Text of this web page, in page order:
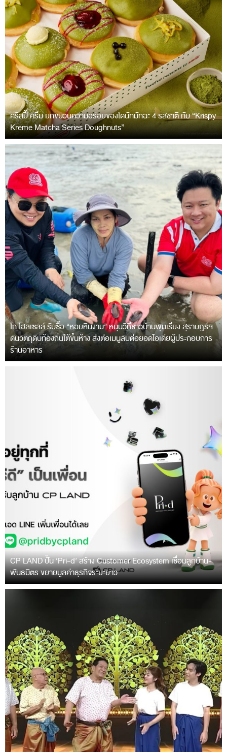
คริสปี้ ครีม ยกขบวนความอร่อยของโดนัทมัทฉะ 4 รสชาติ กับ “Krispy
Kreme Matcha Series Doughnuts”
โก โฮลเซลล์ รับซื้อ “หอยหินงาม” หนุนวิถีชาวบ้านพุมเรียง สุราษฎร์ฯ
ดันวัตถุดิบท้องถิ่นใต้ขึ้นห้าง ส่งต่อเมนูลับต่อยอดไอเดียผู้ประกอบการ
ร้านอาหาร
CP LAND ปั้น ‘Pri-d’ สร้าง Customer Ecosystem เชื่อมลูกบ้าน-
พันธมิตร ขยายมูลค่าธุรกิจระยะยาว